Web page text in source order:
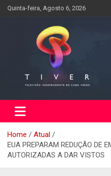
SkipQuinta-feira, Agosto 6, 2026
Home
Atual
EUA PREPARAM REDUÇÃO DE
AUTORIZADAS A DAR VISTOS